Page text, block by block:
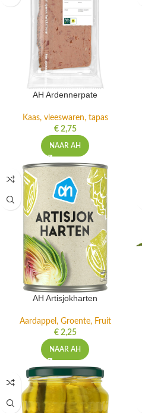
AH Ardennerpate
Kaas, vleeswaren, tapas
€2,75
NAAR AH
AH Artisjokharten
Aardappel, Groente, Fruit
€2,25
NAAR AH